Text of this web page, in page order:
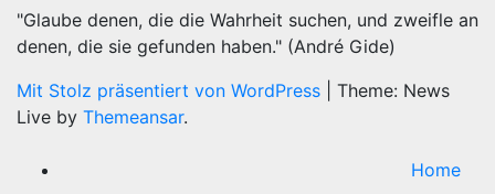
"Glaube denen, die die Wahrheit suchen, und zweifle an
denen, die sie gefunden haben." (André Gide)
Mit Stolz präsentiert von WordPress
Theme: News
Live by Themeansar.
Home